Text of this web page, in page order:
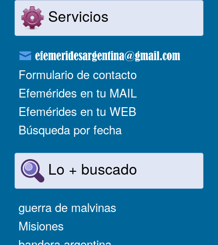
Servicios
Formulario de contacto
Efemérides en tu MAIL
Efemérides en tu WEB
Búsqueda por fecha
Lo + buscado
guerra de malvinas
Misiones